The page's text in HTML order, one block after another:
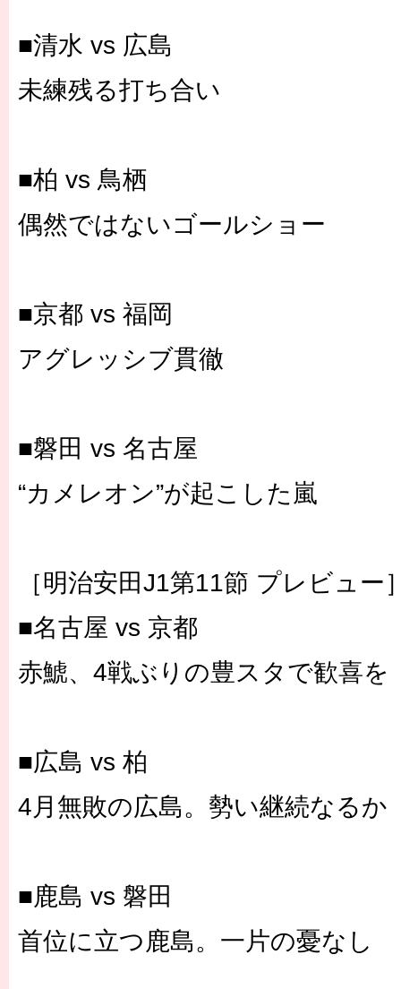
■清水 vs 広島
未練残る打ち合い
■柏 vs 鳥栖
偶然ではないゴールショー
■京都 vs 福岡
アグレッシブ貫徹
■磐田 vs 名古屋
“カメレオン”が起こした嵐
［明治安田J1第11節 プレビュー
■名古屋 vs 京都
赤鯱、4戦ぶりの豊スタで歓喜を
■広島 vs 柏
4月無敗の広島。勢い継続なるか
■鹿島 vs 磐田
首位に立つ鹿島。一片の憂なし